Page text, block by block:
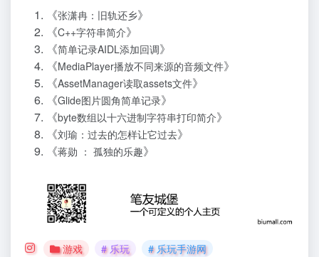
《张潇冉：旧轨还乡》
《C++字符串简介》
《简单记录AIDL添加回调》
《MediaPlayer播放不同来源的音频文件》
《AssetManager读取assets文件》
《Glide图片圆角简单记录》
《byte数组以十六进制字符串打印简介》
《刘瑜：过去的怎样让它过去》
《蒋勋 ： 孤独的乐趣》
游戏 # 乐玩
# 乐玩手游网